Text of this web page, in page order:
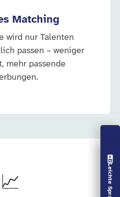
Vorlesen aus
Matching
wird nur Talenten
passen – weniger
mehr passende
📈